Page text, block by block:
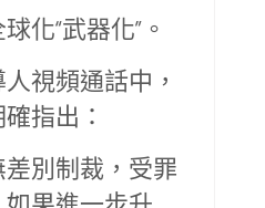
化“武器化”。
視頻通話中，
指出：
別制裁，受罪